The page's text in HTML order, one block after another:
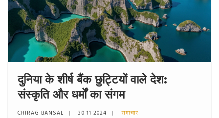
दुनिया के शीर्ष बैंक छुट्टियों वाले देश:
संस्कृति और धर्मों का संगम
CHIRAG BANSAL 30 11 2024 समाचार